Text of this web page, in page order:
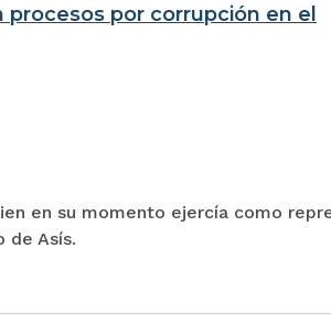
por corrupción en el
en su momento ejercía como
de Asís.